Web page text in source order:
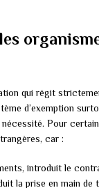
qui régit
d’exemption
Pour
car :
introduit le
la prise en main de